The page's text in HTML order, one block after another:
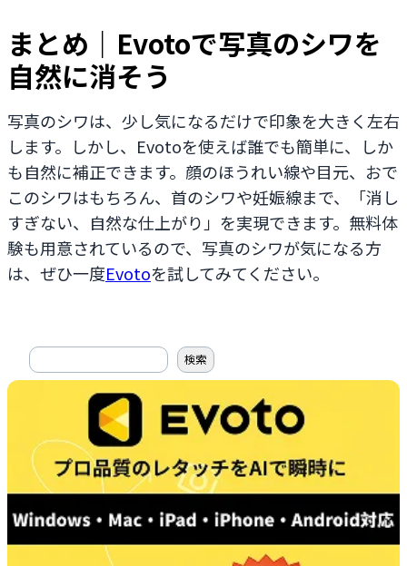
まとめ｜Evotoで写真のシワを
自然に消そう
写真のシワは、少し気になるだけで印象を大きく左右
します。しかし、Evotoを使えば誰でも簡単に、しか
も自然に補正できます。顔のほうれい線や目元、おで
このシワはもちろん、首のシワや妊娠線まで、「消し
すぎない、自然な仕上がり」を実現できます。無料体
験も用意されているので、写真のシワが気になる方
は、ぜひ一度Evotoを試してみてください。
搜
索
検索